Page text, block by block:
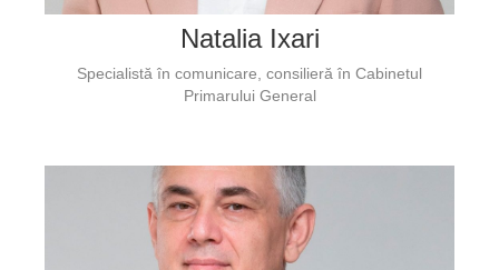
Natalia Ixari
Specialistă în comunicare, consilieră în Cabinetul
Primarului General